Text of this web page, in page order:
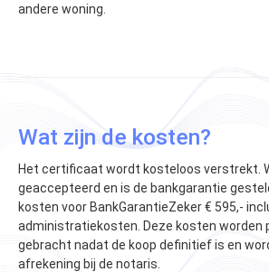
andere woning​​.
Wat zijn de kosten?
Het certificaat wordt kosteloos verstrekt.
geaccepteerd en is de bankgarantie
kosten voor BankGarantieZeker € 595,-
administratiekosten. Deze kosten worden
gebracht nadat de koop definitief is en
afrekening bij de notaris​.